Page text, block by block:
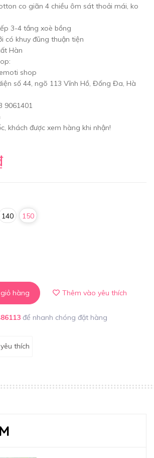
co giãn 4 chiều ôm sát thoải mái, ko
3-4 tầng xoè bồng
có khuy đũng thuận tiện
Hàn
shop
số 44, ngõ 113 Vĩnh Hồ, Đống Đa, Hà
9061401
khách được xem hàng khi nhận!
140 150
hàng Thêm vào yêu thích
để nhanh chóng đặt hàng
thích